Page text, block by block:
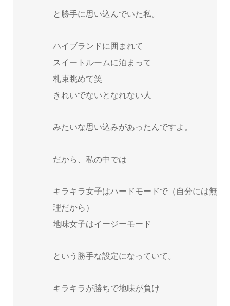
と勝手に思い込んでいた私。
ハイブランドに囲まれて
スイートルームに泊まって
札束眺めて笑
きれいでないとなれない人
みたいな思い込みがあったんですよ。
だから、私の中では
キラキラ女子はハードモードで（自分には無
理だから）
地味女子はイージーモード
という勝手な設定になっていて。
キラキラが勝ちで地味が負け